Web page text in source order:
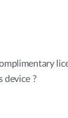
device ?